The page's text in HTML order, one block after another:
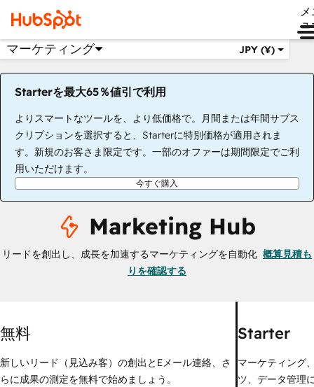
ュ
マーケティング JPY (¥)
Starterを最大65％値引で利用
よりスマートなツールを、より低価格で。月間または年間サブス
クリプションを選択すると、Starterに特別価格が適用されま
す。新規のお客さま限定です。一部のオファーは期間限定でご利
用いただけます。
今すぐ購入
Marketing Hub
リードを創出し、成長を加速するマーケティングを自動化 概算見積も
りを確認する
無料
新しいリード（見込み客）の創出とEメール連絡、さ
らに成果の測定を無料で始めましょう。
Starter
マーケティング
ツ、データ管理